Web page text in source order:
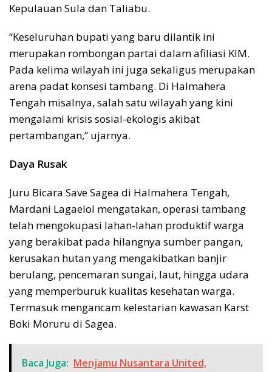
Kepulauan Sula dan Taliabu.
“Keseluruhan bupati yang baru dilantik ini
merupakan rombongan partai dalam afiliasi KIM.
Pada kelima wilayah ini juga sekaligus merupakan
arena padat konsesi tambang. Di Halmahera
Tengah misalnya, salah satu wilayah yang kini
mengalami krisis sosial-ekologis akibat
pertambangan,” ujarnya.
Daya Rusak
Juru Bicara Save Sagea di Halmahera Tengah,
Mardani Lagaelol mengatakan, operasi tambang
telah mengokupasi lahan-lahan produktif warga
yang berakibat pada hilangnya sumber pangan,
kerusakan hutan yang mengakibatkan banjir
berulang, pencemaran sungai, laut, hingga udara
yang memperburuk kualitas kesehatan warga.
Termasuk mengancam kelestarian kawasan Karst
Boki Moruru di Sagea.
Baca Juga: Menjamu Nusantara United,